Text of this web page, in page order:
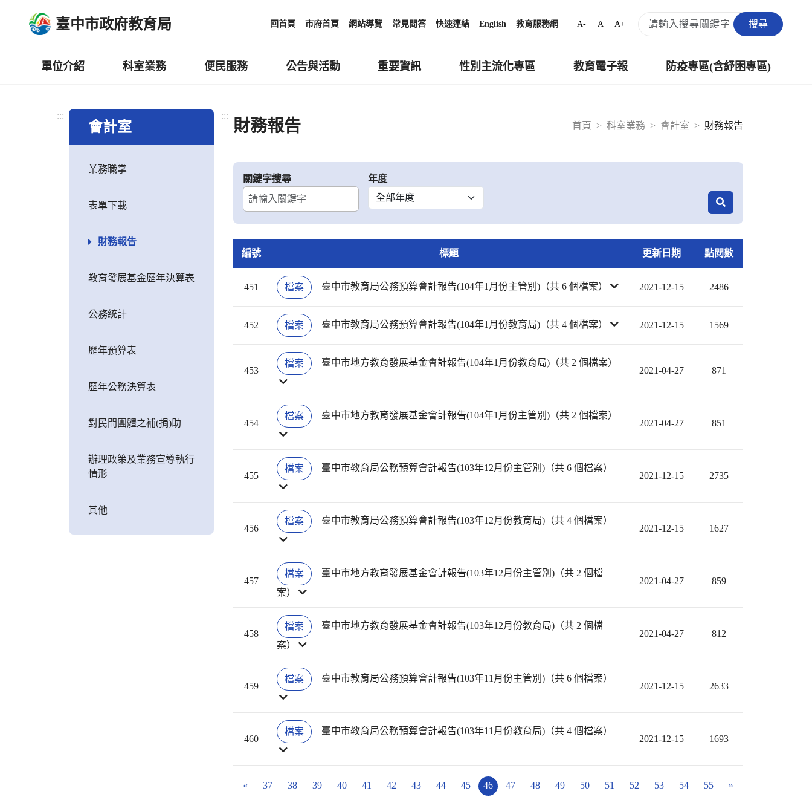
臺中市政府教育局 回首頁 市府首頁 網站導覽 常見問答 快速連結 English 教育服務網 A- A A+ 搜尋
單位介紹 科室業務 便民服務 公告與活動 重要資訊 性別主流化專區 教育電子報 防疫專區(含紓困專區)
:::
會計室
業務職掌
表單下載
財務報告
教育發展基金歷年決算表
公務統計
歷年預算表
歷年公務決算表
對民間團體之補(捐)助
辦理政策及業務宣導執行
情形
其他
:::
首頁
科室業務 會計室 財務報告
財務報告
關鍵字搜尋 年度
編號 標題 更新日期 點閱數
451 檔案 臺中市教育局公務預算會計報告(104年1月份主管別)（共 6 個檔案） 2021-12-15 2486
452 檔案 臺中市教育局公務預算會計報告(104年1月份教育局)（共 4 個檔案） 2021-12-15 1569
453
檔案 臺中市地方教育發展基金會計報告(104年1月份教育局)（共 2 個檔案）
2021-04-27 871
454
檔案 臺中市地方教育發展基金會計報告(104年1月份主管別)（共 2 個檔案）
2021-04-27 851
455
檔案 臺中市教育局公務預算會計報告(103年12月份主管別)（共 6 個檔案）
2021-12-15 2735
456
檔案 臺中市教育局公務預算會計報告(103年12月份教育局)（共 4 個檔案）
2021-12-15 1627
457
檔案
臺中市地方教育發展基金會計報告(103年12月份主管別)（共 2 個檔
案）
2021-04-27 859
458
檔案
臺中市地方教育發展基金會計報告(103年12月份教育局)（共 2 個檔
案）
2021-04-27 812
459
檔案 臺中市教育局公務預算會計報告(103年11月份主管別)（共 6 個檔案）
2021-12-15 2633
460
檔案 臺中市教育局公務預算會計報告(103年11月份教育局)（共 4 個檔案）
2021-12-15 1693
« 37 38 39 40 41 42 43 44 45 46 47 48 49 50 51 52 53 54 55 »